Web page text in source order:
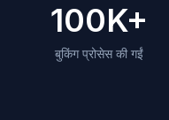
100K+
बुकिंग प्रोसेस की गईं